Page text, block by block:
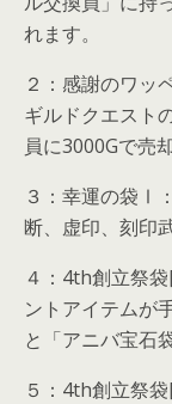
れます。
２：感謝のワッ
ギルドクエスト
員に3000Gで売
３：幸運の袋Ⅰ
断、虚印、刻印
４：4th創立祭
ントアイテムが
と「アニバ宝石
５：4th創立祭